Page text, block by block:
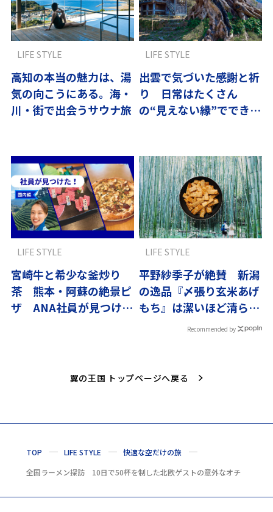
高知の本当の魅力は、湯
気の向こうにある。海・
川・街で出会うサウナ旅
LIFE STYLE
出雲で気づいた感謝と祈
り 日常はたくさん
の“見えない縁”でできて
LIFE STYLE
宮崎牛と希少な釜炒り
茶 熊本・阿蘇の絶景ピ
ザ ANA社員が見つけ
LIFE STYLE
平野紗季子が絶賛 新潟
の逸品『〆張り玄米あげ
もち』は潔いほど清らか
LIFE STYLE
Recommended by
翼の王国 トップページへ戻る
TOP LIFE STYLE
快適な空だけの旅
全国ラーメン探訪 10日で50杯を制した北欧ゲストの意外なオチ